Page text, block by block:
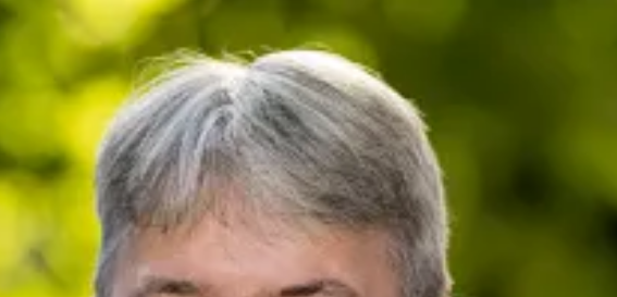
Pressesprecherpresse@deutsche-glasfaser.de